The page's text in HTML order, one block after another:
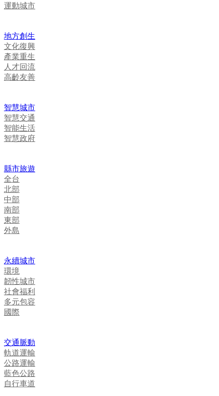
運動城市
地方創生
文化復興
產業重生
人才回流
高齡友善
智慧城市
智慧交通
智能生活
智慧政府
縣市旅遊
全台
北部
中部
南部
東部
外島
永續城市
環境
韌性城市
社會福利
多元包容
國際
交通脈動
軌道運輸
公路運輸
藍色公路
自行車道